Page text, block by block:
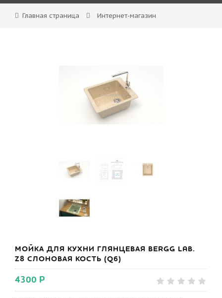
Главная страница Интернет-магазин
МОЙКА ДЛЯ КУХНИ ГЛЯНЦЕВАЯ BERGG LAB.
Z8 СЛОНОВАЯ КОСТЬ (Q6)
4300 Р